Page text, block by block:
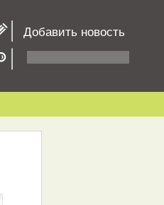
Добавить новость